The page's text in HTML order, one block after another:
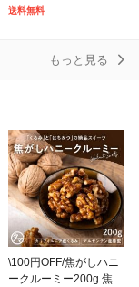
な 和菓子 !! 10個入 羽二
送料無料
もっと見る
\100円OFF/焦がしハニ
ークルーミー200g 焦が